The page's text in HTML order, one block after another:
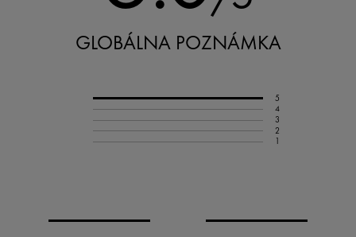
GLOBÁLNA POZNÁMKA
5
4
3
2
1